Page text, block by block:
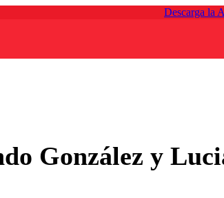
Descarga la
González y